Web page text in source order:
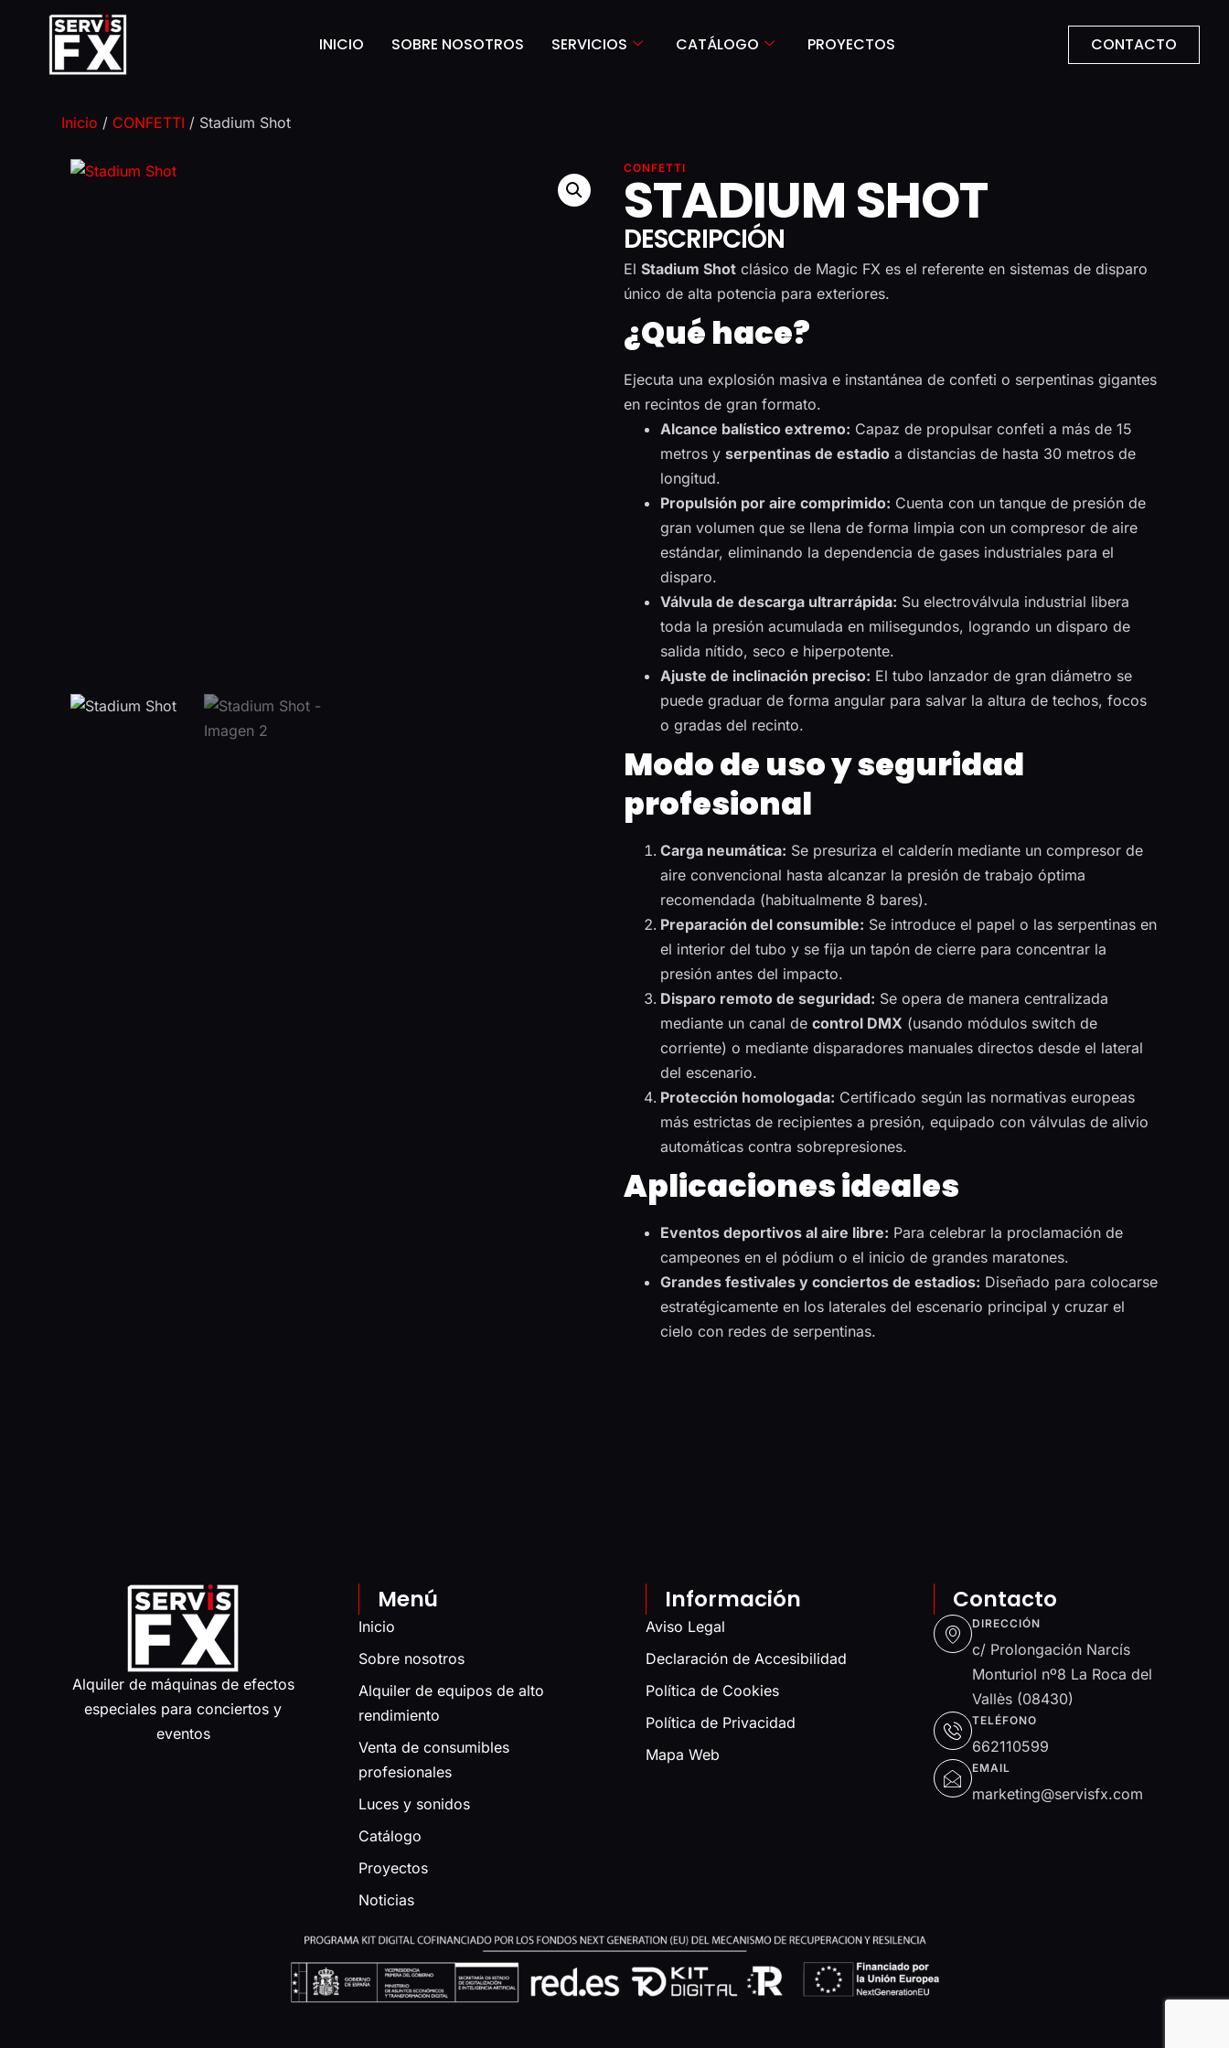
INICIO SOBRE NOSOTROS SERVICIOS CATÁLOGO PROYECTOS CONTACTO
Inicio / CONFETTI / Stadium Shot
CONFETTI
STADIUM SHOT
DESCRIPCIÓN
El Stadium Shot clásico de Magic FX es el referente en sistemas de disparo
único de alta potencia para exteriores.
¿Qué hace?
Ejecuta una explosión masiva e instantánea de confeti o serpentinas gigantes
en recintos de gran formato.
Alcance balístico extremo: Capaz de propulsar confeti a más de 15
metros y serpentinas de estadio a distancias de hasta 30 metros de
longitud.
Propulsión por aire comprimido: Cuenta con un tanque de presión de
gran volumen que se llena de forma limpia con un compresor de aire
estándar, eliminando la dependencia de gases industriales para el
disparo.
Válvula de descarga ultrarrápida: Su electroválvula industrial libera
toda la presión acumulada en milisegundos, logrando un disparo de
salida nítido, seco e hiperpotente.
Ajuste de inclinación preciso: El tubo lanzador de gran diámetro se
puede graduar de forma angular para salvar la altura de techos, focos
o gradas del recinto.
Modo de uso y seguridad
profesional
Carga neumática: Se presuriza el calderín mediante un compresor de
aire convencional hasta alcanzar la presión de trabajo óptima
recomendada (habitualmente 8 bares).
Preparación del consumible: Se introduce el papel o las serpentinas en
el interior del tubo y se fija un tapón de cierre para concentrar la
presión antes del impacto.
Disparo remoto de seguridad: Se opera de manera centralizada
mediante un canal de control DMX (usando módulos switch de
corriente) o mediante disparadores manuales directos desde el lateral
del escenario.
Protección homologada: Certificado según las normativas europeas
más estrictas de recipientes a presión, equipado con válvulas de alivio
automáticas contra sobrepresiones.
Aplicaciones ideales
Eventos deportivos al aire libre: Para celebrar la proclamación de
campeones en el pódium o el inicio de grandes maratones.
Grandes festivales y conciertos de estadios: Diseñado para colocarse
estratégicamente en los laterales del escenario principal y cruzar el
cielo con redes de serpentinas.
Alquiler de máquinas de efectos
especiales para conciertos y
eventos
Menú
Inicio
Sobre nosotros
Alquiler de equipos de alto
rendimiento
Venta de consumibles
profesionales
Luces y sonidos
Catálogo
Proyectos
Noticias
Información
Aviso Legal
Declaración de Accesibilidad
Política de Cookies
Política de Privacidad
Mapa Web
Contacto
DIRECCIÓN
c/ Prolongación Narcís
Monturiol nº8 La Roca del
Vallès (08430)
TELÉFONO
662110599
EMAIL
marketing@servisfx.com